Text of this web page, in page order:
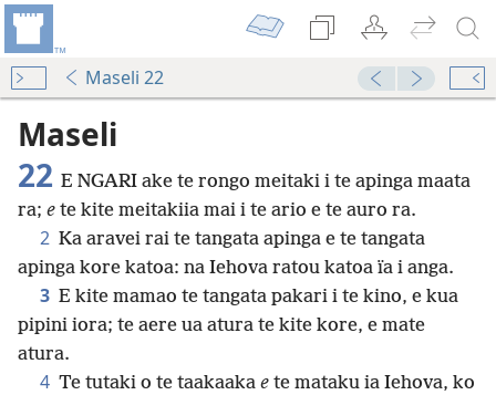
Maseli 22
Maseli
22 E NGARI ake te rongo meitaki i te apinga maata
ra; e te kite meitakiia mai i te ario e te auro ra.
2 Ka aravei rai te tangata apinga e te tangata
apinga kore katoa: na Iehova ratou katoa ïa i anga.
3 E kite mamao te tangata pakari i te kino, e kua
pipini iora; te aere ua atura te kite kore, e mate
atura.
4 Te tutaki o te taakaaka e te mataku ia Iehova, ko